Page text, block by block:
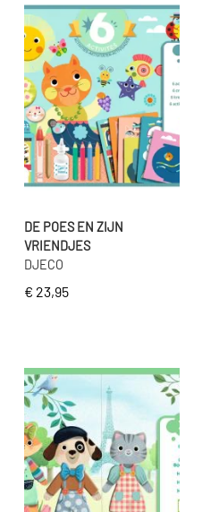
DE POES EN ZIJN
VRIENDJES
DJECO
€ 23,95